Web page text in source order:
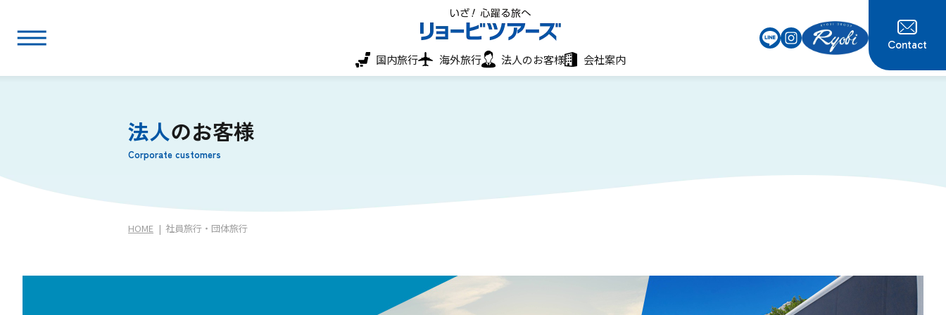
国内旅行 海外旅行 法人のお客様 会社案内
Contact
法人のお客様
Corporate customers
HOME 社員旅行・団体旅行